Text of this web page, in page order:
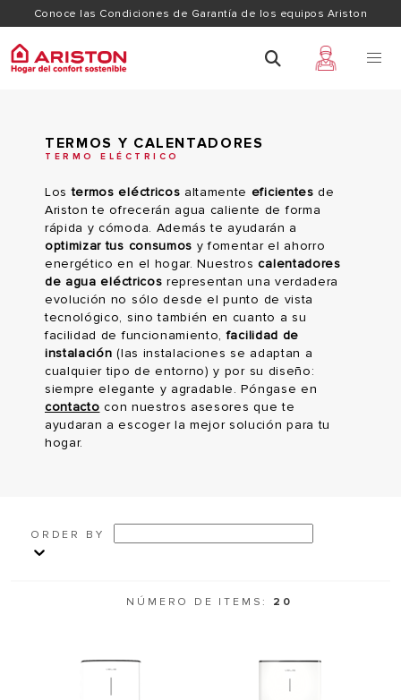
Conoce las Condiciones de Garantía de los equipos Ariston
TERMOS Y CALENTADORES
TERMO ELÉCTRICO
Lostermos eléctricos altamente eficientes de
Ariston te ofrecerán agua caliente de forma
rápida y cómoda. Además te ayudarán a
optimizar tus consumos y fomentar el ahorro
energético en el hogar.Nuestros calentadores
de agua eléctricos representan una verdadera
evolución no sólo desde el punto de vista
tecnológico, sino también en cuanto a su
facilidad de funcionamiento,facilidad de
instalación (las instalaciones se adaptan a
cualquier tipo de entorno)y por su diseño:
siempre elegante y agradable.Póngase en
contacto con nuestros asesores que te
ayudaran a escoger la mejor solución para tu
hogar.
ORDER BY
NÚMERO DE ITEMS: 20